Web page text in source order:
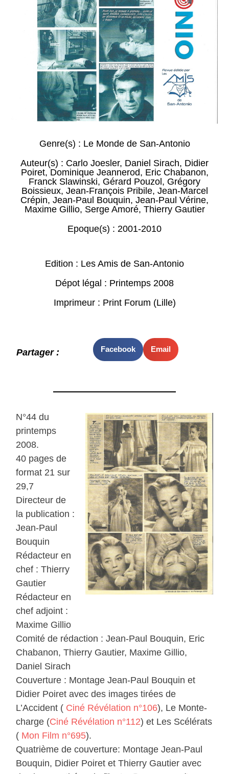
Genre(s) : Le Monde de San-Antonio
Auteur(s) : Carlo Joesler, Daniel Sirach, Didier
Poiret, Dominique Jeannerod, Eric Chabanon,
Franck Slawinski, Gérard Pouzol, Grégory
Boissieux, Jean-François Pribile, Jean-Marcel
Crépin, Jean-Paul Bouquin, Jean-Paul Vérine,
Maxime Gillio, Serge Amoré, Thierry Gautier
Epoque(s) : 2001-2010
Edition : Les Amis de San-Antonio
Dépot légal : Printemps 2008
Imprimeur : Print Forum (Lille)
Partager : Facebook Email
N°44 du
printemps
2008.
40 pages de
format 21 sur
29,7
Directeur de
la publication :
Jean-Paul
Bouquin
Rédacteur en
chef : Thierry
Gautier
Rédacteur en
chef adjoint :
Maxime Gillio
Comité de rédaction : Jean-Paul Bouquin, Eric
Chabanon, Thierry Gautier, Maxime Gillio,
Daniel Sirach
Couverture : Montage Jean-Paul Bouquin et
Didier Poiret avec des images tirées de
L’Accident ( Ciné Révélation n°106), Le Monte-
charge (Ciné Révélation n°112) et Les Scélérats
( Mon Film n°695).
Quatrième de couverture: Montage Jean-Paul
Bouquin, Didier Poiret et Thierry Gautier avec